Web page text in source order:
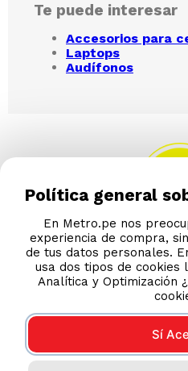
Te puede interesar
Accesorios para
Laptops
Audífonos
AYUDA
(511)
TIENDAS
Política general
En Metro.pe nos
experiencia de compra,
de tus datos personales.
usa dos tipos de cookies
Analítica y Optimización
Sí